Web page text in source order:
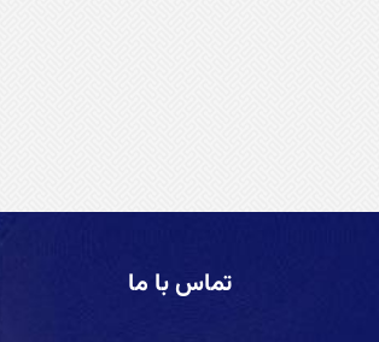
تماس با ما